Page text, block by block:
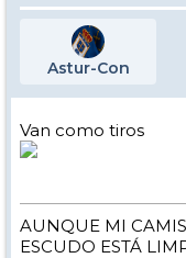
Astur-Con
Van como tiros
AUNQUE MI
ESCUDO ESTÁ